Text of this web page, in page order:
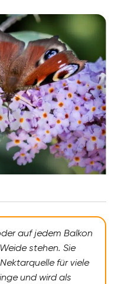
auf jedem Balkon
stehen. Sie
für viele
und wird als